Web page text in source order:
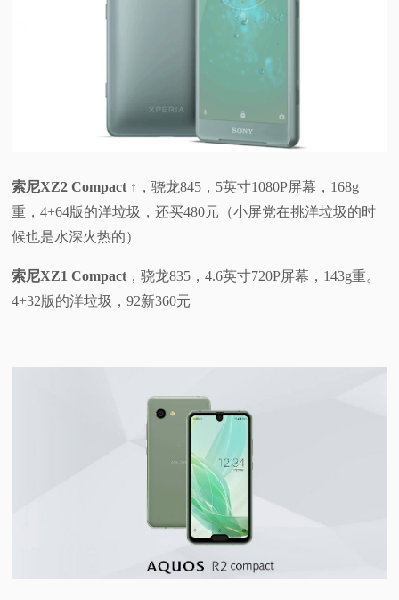
索尼XZ2 Compact ↑ ，骁龙845，5英寸1080P屏幕，168g
重，4+64版的洋垃圾，还买480元（小屏党在挑洋垃圾的时
候也是水深火热的）
索尼XZ1 Compact ，骁龙835，4.6英寸720P屏幕，143g重。
4+32版的洋垃圾，92新360元